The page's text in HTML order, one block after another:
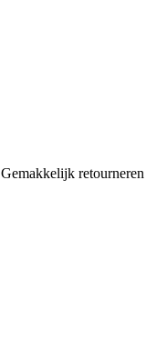
Gemakkelijk retourneren